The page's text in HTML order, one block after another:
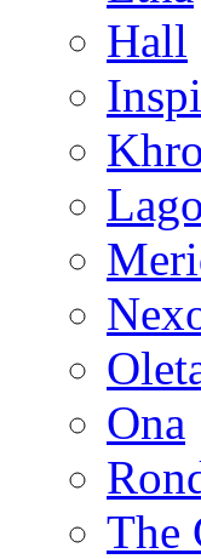
Hall
Lago
Ona
The